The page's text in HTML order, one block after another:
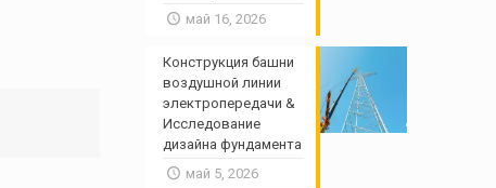
май 16, 2026
Конструкция башни
воздушной линии
электропередачи &
Исследование
дизайна фундамента
май 5, 2026